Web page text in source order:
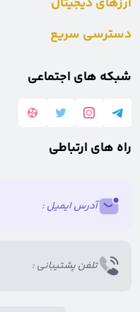
دسترسی سریع
شبکه های اجتماعی
راه های ارتباطی
آدرس ایمیل :
تلفن پشتیبانی :